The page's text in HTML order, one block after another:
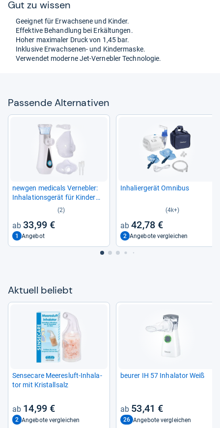
Gut zu wis­sen
Geeig­net für Erwach­sene und Kin­der.
Effek­tive Behand­lung bei Erkäl­tun­gen.
Hoher maxi­ma­ler Druck von 1,45 bar.
Inklu­sive Erwach­se­nen-​ und Kin­der­maske.
Ver­wen­det moderne Jet-​Ver­neb­ler Tech­no­lo­gie.
Pas­sende Alter­na­ti­ven
new­gen medi­cals Ver­neb­ler:
Inha­la­ti­ons­ge­rät für Kin­der
und Erwach­sene, 800 mAh, 15
ml (Inha­la­tor Inha­lier­ge­rät,
Medi­zi­ni­scher Inha­la­tor, Baby)
(2)
33,99 €
1 Angebot
Inha­lier­ge­rät Omni­bus
(4k+)
42,78 €
2 Angebote vergleichen
Aktu­ell beliebt
Sen­se­care Mee­res­luft-​Inha­la­
tor mit Kris­tall­salz
14,99 €
2 Angebote vergleichen
beu­rer IH 57 Inha­la­tor Weiß
53,41 €
26 Angebote vergleichen